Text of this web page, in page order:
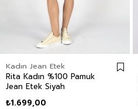
Kadın Jean Etek
Rita Kadın %100 Pamuk
Jean Etek Siyah
₺1.699,00